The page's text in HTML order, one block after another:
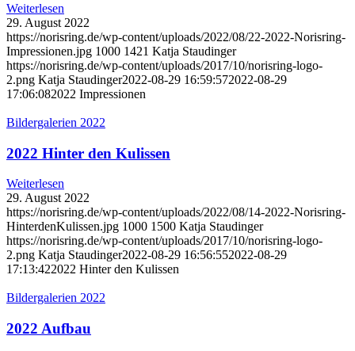
Weiterlesen
29. August 2022
https://norisring.de/wp-content/uploads/2022/08/22-2022-Norisring-
Impressionen.jpg 1000 1421 Katja Staudinger
https://norisring.de/wp-content/uploads/2017/10/norisring-logo-
2.png Katja Staudinger2022-08-29 16:59:572022-08-29
17:06:082022 Impressionen
Bildergalerien 2022
2022 Hinter den Kulissen
Weiterlesen
29. August 2022
https://norisring.de/wp-content/uploads/2022/08/14-2022-Norisring-
HinterdenKulissen.jpg 1000 1500 Katja Staudinger
https://norisring.de/wp-content/uploads/2017/10/norisring-logo-
2.png Katja Staudinger2022-08-29 16:56:552022-08-29
17:13:422022 Hinter den Kulissen
Bildergalerien 2022
2022 Aufbau